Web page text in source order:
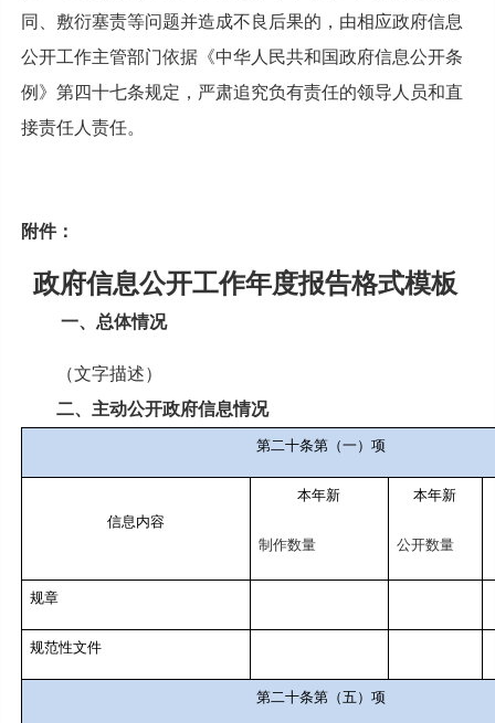
同、敷衍塞责等问题并造成不良后果的，由相应政府信息
公开工作主管部门依据《中华人民共和国政府信息公开条
例》第四十七条规定，严肃追究负有责任的领导人员和直
接责任人责任。
附件：
政府信息公开工作年度报告格式模板
一、总体情况
（文字描述）
二、主动公开政府信息情况
第二十条第（一）项
信息内容
本年新
制作数量
本年新
公开数量
规章
规范性文件
第二十条第（五）项